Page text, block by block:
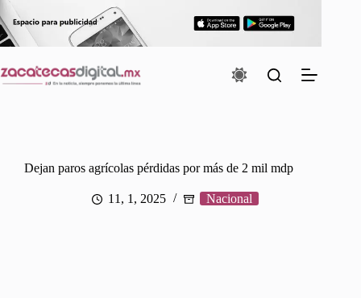
Saltar
al
contenido
Dejan paros agrícolas pérdidas por más de 2 mil mdp
11, 1, 2025 Nacional